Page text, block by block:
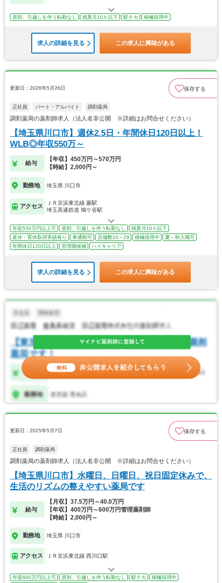
原則、引越しを伴う転勤なし 残業月10ｈ以下 駅チカ 積極採用中
求人の詳細を見る この求人に興味がある
更新日：2026年5月26日 保存する
正社員 パート・アルバイト 調剤薬局
調剤薬局の薬剤師求人（法人名非公開 ※詳細はお問合せください）
【埼玉県川口市】週休2.5日・年間休日120日以上！
WLB◎年収550万～
給与
【年収】450万円～570万円
【時給】2,000円～
勤務地 埼玉県 川口市
アクセス
ＪＲ京浜東北線 蕨駅
埼玉高速鉄道 鳩ケ谷駅
年収550万円以上可 原則、引越しを伴う転勤なし
残業月10ｈ以下
産休・育休取得実績有り
車通勤可 店舗数10～29 積極採用中
夏～秋入職可
年間休日120日以上
管理職候補 ハイキャリア
求人の詳細を見る この求人に興味がある
更新日：2025年5月7日 保存する
正社員 調剤薬局
調剤薬局の薬剤師求人（法人名非公開 ※詳細はお問合せください）
【埼玉県川口市】水曜日、日曜日、祝日固定休みで、
生活のリズムの整えやすい薬局です
給与
【月収】37.5万円～40.0万円
【年収】400万円～600万円管理薬剤師
【時給】2,000円～
勤務地 埼玉県 川口市
アクセス ＪＲ京浜東北線 西川口駅
年収600万円以上可 原則、引越しを伴う転勤なし 駅チカ 積極採用中